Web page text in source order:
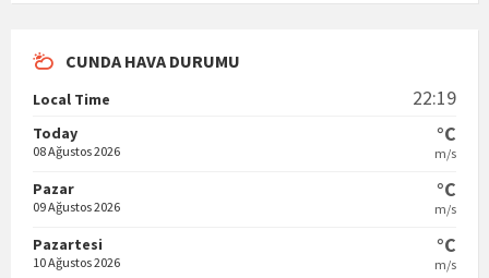
CUNDA HAVA DURUMU
Local Time 22:19
Today
08 Ağustos 2026
°C
m/s
Pazar
09 Ağustos 2026
°C
m/s
Pazartesi
10 Ağustos 2026
°C
m/s